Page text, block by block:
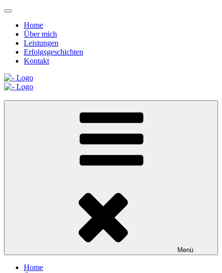
Home
Über mich
Leistungen
Erfolgsgeschichten
Kontakt
Zum
Inhalt
Inhalt
Menü
Home